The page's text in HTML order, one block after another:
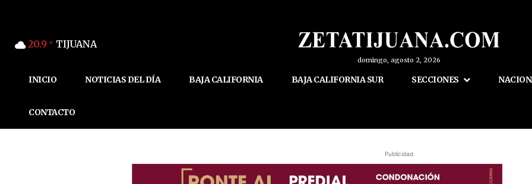
20.9 C TIJUANA
domingo, agosto 2, 2026
INICIO NOTICIAS DEL DÍA BAJA CALIFORNIA BAJA CALIFORNIA SUR SECCIONES
CONTACTO
Publicidad